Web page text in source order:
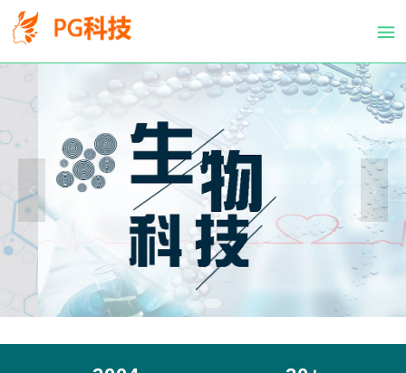
跳
要
PG
技
公
PG
电
网